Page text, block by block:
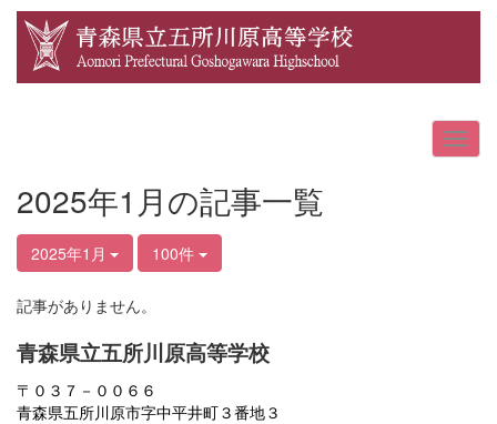
2025年1月の記事一覧
2025年1月 100件
記事がありません。
青森県立五所川原高等学校
〒０３７－００６６
青森県五所川原市字中平井町３番地３